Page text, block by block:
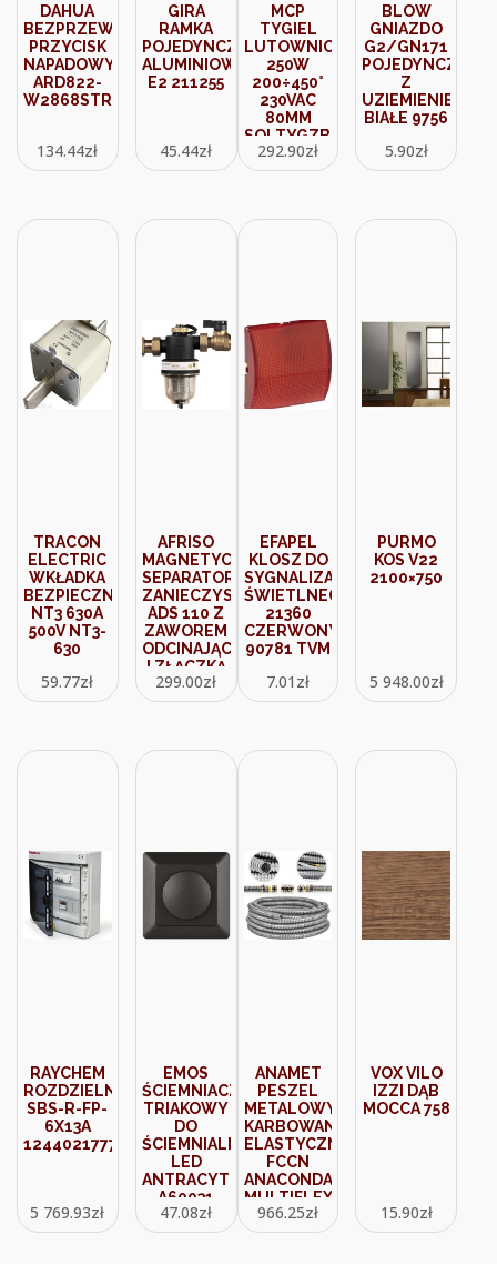
DAHUA
BEZPRZEWODOWY
PRZYCISK
NAPADOWY
ARD822-
W2868STRAP
134.44zł
GIRA
RAMKA
POJEDYNCZA
ALUMINIOWY
E2 211255
45.44zł
MCP
TYGIEL
LUTOWNICZY
250W
200÷450°
230VAC
80MM
SOLTYGZB80D
292.90zł
BLOW
GNIAZDO
G2/GN171
POJEDYNCZE
Z
UZIEMIENIEM
BIAŁE 9756
5.90zł
TRACON
ELECTRIC
WKŁADKA
BEZPIECZNIKOWA
NT3 630A
500V NT3-
630
59.77zł
AFRISO
MAGNETYCZNY
SEPARATOR
ZANIECZYSZCZEŃ
ADS 110 Z
ZAWOREM
ODCINAJĄCYM
I ZŁĄCZKĄ
– KVS 5,2
M³/H, G¾”
299.00zł
EFAPEL
KLOSZ DO
SYGNALIZATORA
ŚWIETLNEGO
21360
CZERWONY
90781 TVM
7.01 zł
PURMO
KOS V22
2100×750
5 948.00zł
RAYCHEM
ROZDZIELNICA
SBS-R-FP-
6X13A
1244021777
5 769.93zł
EMOS
ŚCIEMNIACZ
TRIAKOWY
DO
ŚCIEMNIALNYCH
LED
ANTRACYT
A60031
47.08zł
ANAMET
PESZEL
METALOWY
KARBOWANY
ELASTYCZNY
FCCN
ANACONDA
MULTIFLEX
32/28MM
BEZHALOGENOWY
966.25zł
VOX VILO
IZZI DĄB
MOCCA 758
15.90zł